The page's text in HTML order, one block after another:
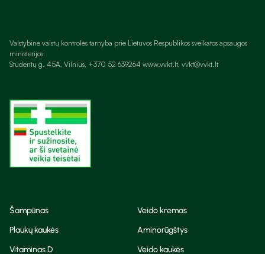
Valstybinė vaistų kontrolės tarnyba prie Lietuvos Respublikos sveikatos apsaugos
ministerijos
Studentų g. 45A, Vilnius, +370 52 639264 www.vvkt.lt, vvkt@vvkt.lt
Šampūnas
Veido kremas
Plaukų kaukės
Aminorūgštys
Vitaminas D
Veido kaukės